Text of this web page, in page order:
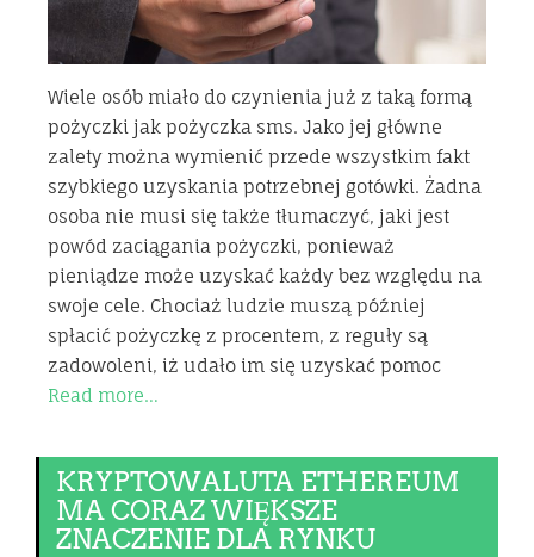
Wiele osób miało do czynienia już z taką formą
pożyczki jak pożyczka sms. Jako jej główne
zalety można wymienić przede wszystkim fakt
szybkiego uzyskania potrzebnej gotówki. Żadna
osoba nie musi się także tłumaczyć, jaki jest
powód zaciągania pożyczki, ponieważ
pieniądze może uzyskać każdy bez względu na
swoje cele. Chociaż ludzie muszą później
spłacić pożyczkę z procentem, z reguły są
zadowoleni, iż udało im się uzyskać pomoc
Read more…
KRYPTOWALUTA ETHEREUM
MA CORAZ WIĘKSZE
ZNACZENIE DLA RYNKU